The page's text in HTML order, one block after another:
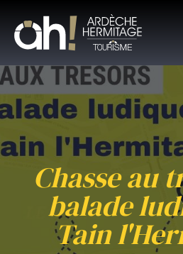
Chasse au
balade
Tain